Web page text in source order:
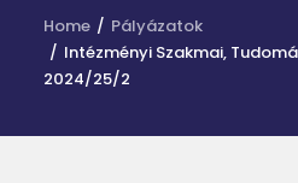
ÖSZTÖNDÍJAK
PÁLYÁZATOK
Home
Pályázatok
Intézményi Szakmai,
2024/25/2